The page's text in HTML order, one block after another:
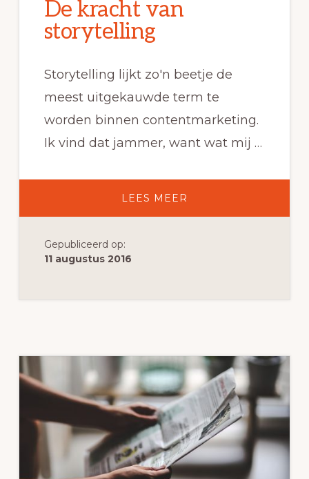
De kracht van
storytelling
Storytelling lijkt zo'n beetje de
meest uitgekauwde term te
worden binnen contentmarketing.
Ik vind dat jammer, want wat mij …
LEES MEER
VAN
Gepubliceerd op:
11 augustus 2016